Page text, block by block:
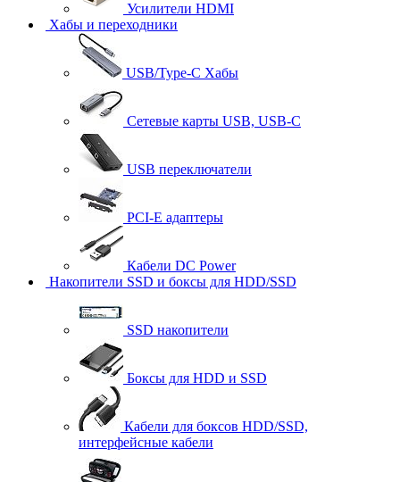
Усилители HDMI
Хабы и переходники
USB/Type-C Хабы
Сетевые карты USB, USB-C
USB переключатели
PCI-E адаптеры
Кабели DC Power
Накопители SSD и боксы для HDD/SSD
SSD накопители
Боксы для HDD и SSD
Кабели для боксов HDD/SSD,
интерфейсные кабели